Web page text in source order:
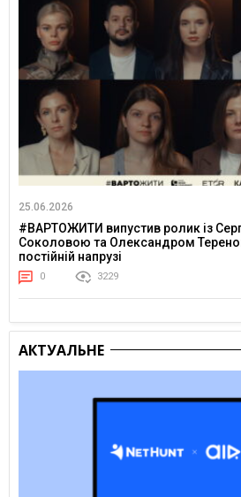
25.06.2026
#ВАРТОЖИТИ випустив ролик із
Соколовою та Олександром
постійній напрузі
0 3229
АКТУАЛЬНЕ